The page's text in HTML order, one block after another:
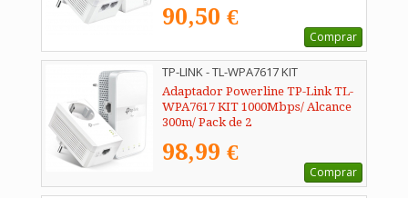
90,50 €
Comprar
TP-LINK - TL-WPA7617 KIT
Adaptador Powerline TP-Link TL-
WPA7617 KIT 1000Mbps/ Alcance
300m/ Pack de 2
98,99 €
Comprar